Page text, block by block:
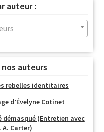
auteur :
auteurs
rebelles identitaires
d’Évelyne Cotinet
(Entretien avec
A. Carter)